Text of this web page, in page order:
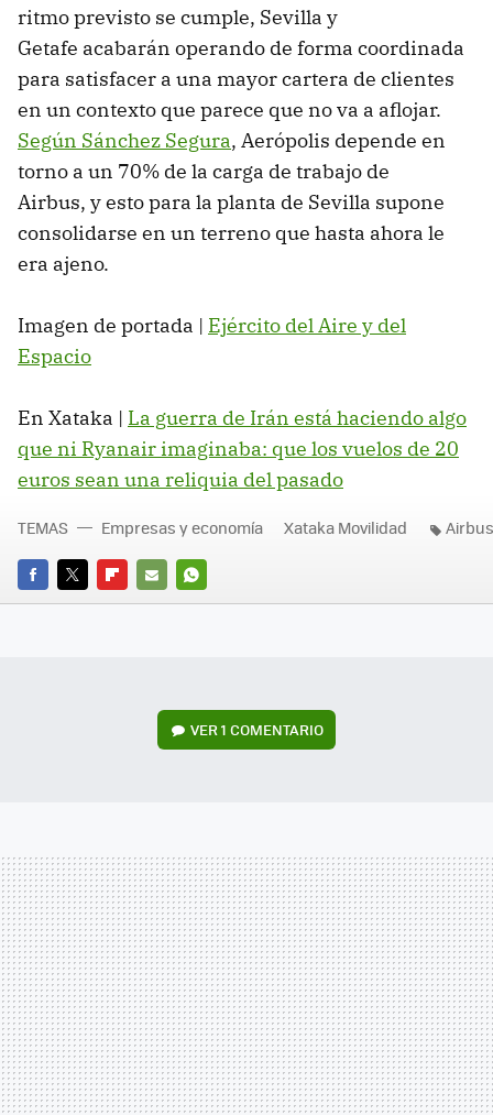
ritmo previsto se cumple, Sevilla y
Getafe acabarán operando de forma coordinada
para satisfacer a una mayor cartera de clientes
en un contexto que parece que no va a aflojar.
Según Sánchez Segura, Aerópolis depende en
torno a un 70% de la carga de trabajo de
Airbus, y esto para la planta de Sevilla supone
consolidarse en un terreno que hasta ahora le
era ajeno.
Imagen de portada | Ejército del Aire y del
Espacio
En Xataka | La guerra de Irán está haciendo algo
que ni Ryanair imaginaba: que los vuelos de 20
euros sean una reliquia del pasado
FACEBOOK
TWITTERFLIPBOARD
E-
WHATSAPP
TEMAS Empresas y economía Xataka Movilidad Airbus
VER1 COMENTARIO